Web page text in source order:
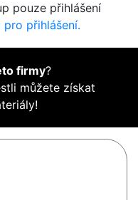
pouze přihlášení
pro přihlášení.
firmy?
můžete získat